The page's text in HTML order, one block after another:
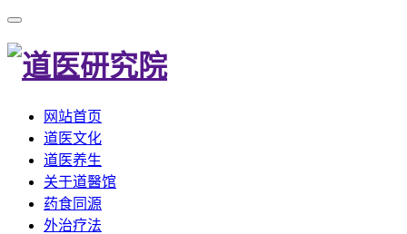
网站首页
道医文化
道医养生
关于道醫馆
药食同源
外治疗法